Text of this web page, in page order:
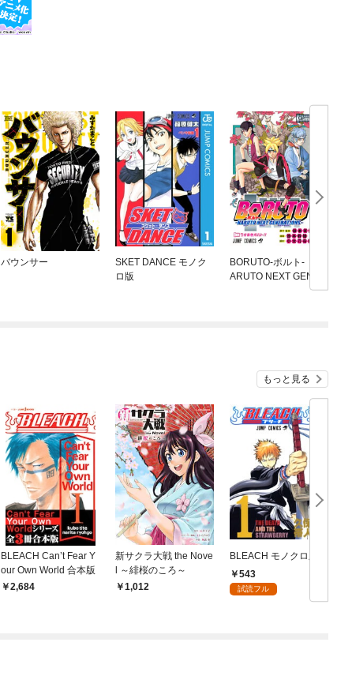
バウンサー
SKET DANCE モノク
ロ版
BORUTO-ボルト- -N
ARUTO NEXT GENER
もっと見る
BLEACH Can’t Fear Y
our Own World 合本版
2,684
新サクラ大戦 the Nove
l ～緋桜のころ～
1,012
BLEACH モノクロ版 1
543
試読フル